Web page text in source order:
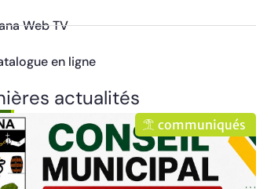
Web TV
en ligne
actualités
communiqués